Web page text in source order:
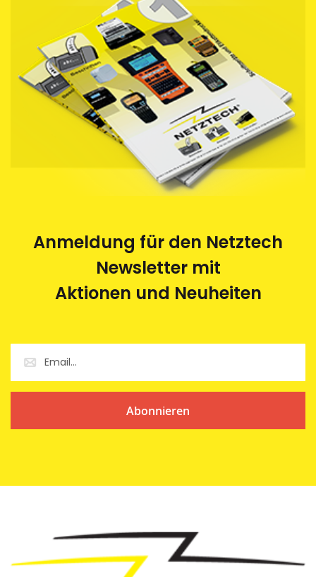
uns entsorgen zu lassen. Die leeren Kassetten
werden im Auftrag von Netztech von einem
Behindertenwerk zerlegt und die Rohstoffe der
Wiederverwertung zugeführt. Eine saubere und
umweltfreundliche Sache.
Anmeldung für den Netztech
Newsletter mit
Aktionen und Neuheiten
Abonnieren